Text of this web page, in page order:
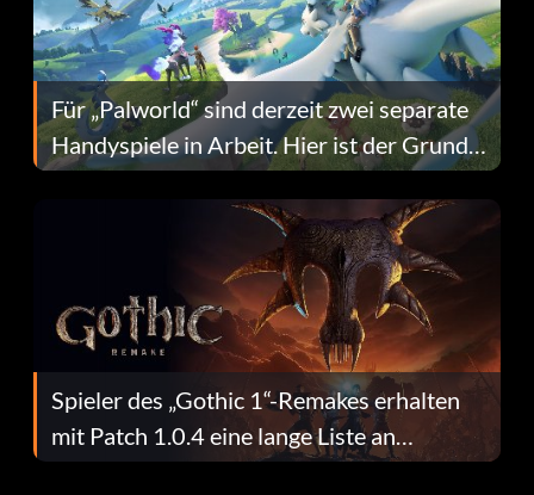
Für „Palworld“ sind derzeit zwei separate
Handyspiele in Arbeit. Hier ist der Grund
dafür.
Spieler des „Gothic 1“-Remakes erhalten
mit Patch 1.0.4 eine lange Liste an
Fehlerbehebungen